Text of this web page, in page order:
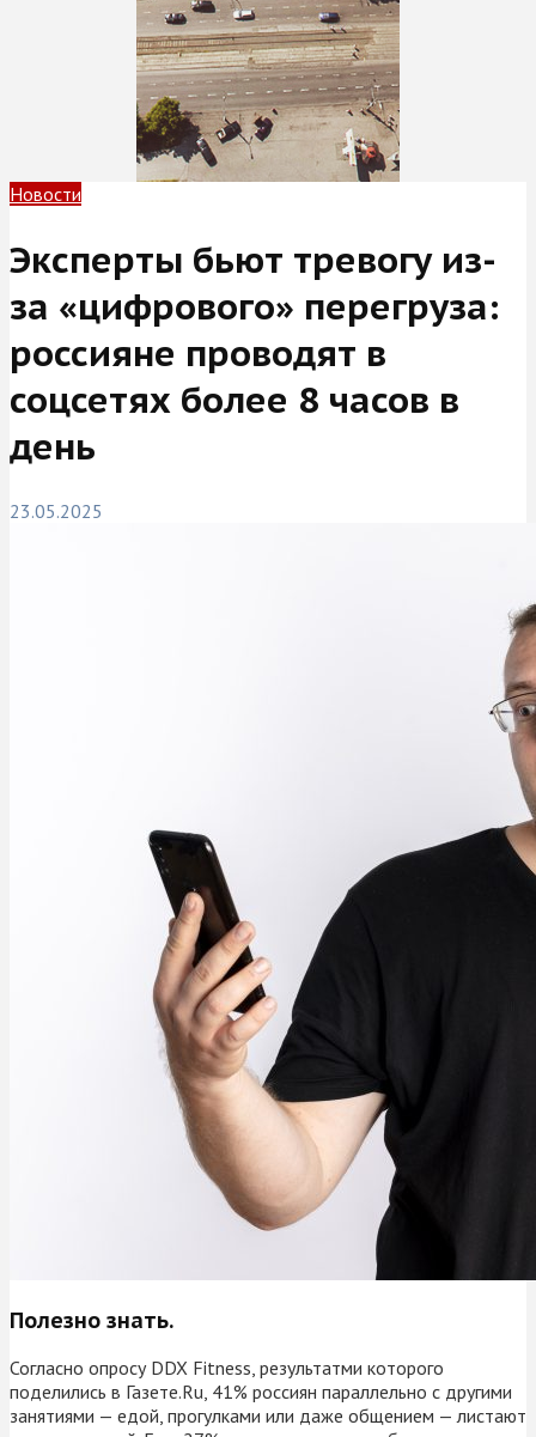
Новости
Эксперты бьют тревогу из-
за «цифрового» перегруза:
россияне проводят в
соцсетях более 8 часов в
день
23.05.2025
Полезно знать.
Согласно опросу DDX Fitness, результатми которого
поделились в Газете.Ru, 41% россиян параллельно с другими
занятиями — едой, прогулками или даже общением — листают